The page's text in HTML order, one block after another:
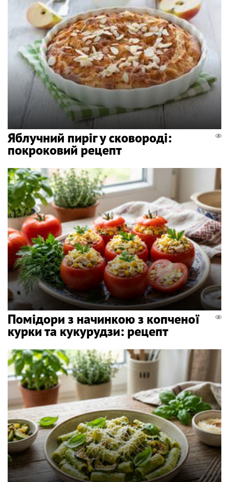
Яблучний пиріг у сковороді:
покроковий рецепт
Помідори з начинкою з копченої
курки та кукурудзи: рецепт